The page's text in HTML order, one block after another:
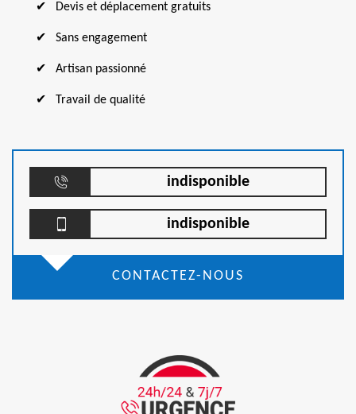
Devis et déplacement gratuits
Sans engagement
Artisan passionné
Travail de qualité
indisponible
indisponible
CONTACTEZ-NOUS